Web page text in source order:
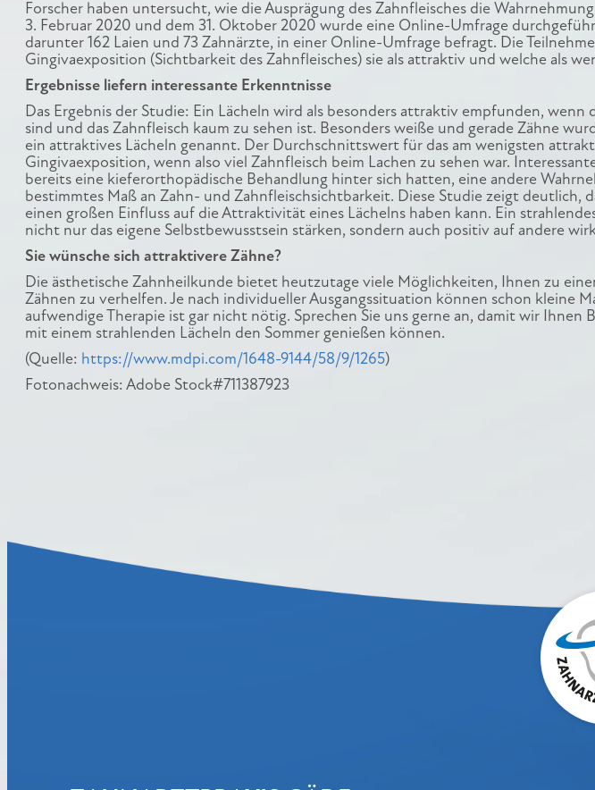
Forscher haben untersucht, wie die Ausprägung des Zahnfleisches die
3. Februar 2020 und dem 31. Oktober 2020 wurde eine Online-Umfrage
darunter 162 Laien und 73 Zahnärzte, in einer Online-Umfrage befragt. Die
Gingivaexposition (Sichtbarkeit des Zahnfleisches) sie als attraktiv und welche als
Ergebnisse liefern interessante Erkenntnisse
Das Ergebnis der Studie: Ein Lächeln wird als besonders attraktiv empfunden,
sind und das Zahnfleisch kaum zu sehen ist. Besonders weiße und gerade Zähne
ein attraktives Lächeln genannt. Der Durchschnittswert für das am wenigsten
Gingivaexposition, wenn also viel Zahnfleisch beim Lachen zu sehen war.
bereits eine kieferorthopädische Behandlung hinter sich hatten, eine andere
bestimmtes Maß an Zahn- und Zahnfleischsichtbarkeit. Diese Studie zeigt deutlich,
einen großen Einfluss auf die Attraktivität eines Lächelns haben kann. Ein
nicht nur das eigene Selbstbewusstsein stärken, sondern auch positiv auf andere
Sie wünsche sich attraktivere Zähne?
Die ästhetische Zahnheilkunde bietet heutzutage viele Möglichkeiten, Ihnen zu
Zähnen zu verhelfen. Je nach individueller Ausgangssituation können schon kleine
aufwendige Therapie ist gar nicht nötig. Sprechen Sie uns gerne an, damit wir Ihnen
mit einem strahlenden Lächeln den Sommer genießen können.
(Quelle: https://www.mdpi.com/1648-9144/58/9/1265)
Fotonachweis: Adobe Stock#711387923